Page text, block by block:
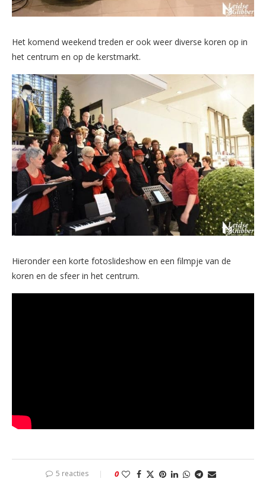
Het komend weekend treden er ook weer diverse koren op in
het centrum en op de kerstmarkt.
Hieronder een korte fotoslideshow en een filmpje van de
koren en de sfeer in het centrum.
5 reacties 0